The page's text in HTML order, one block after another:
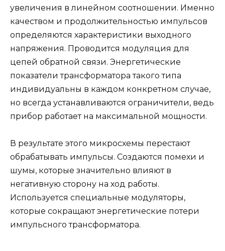
увеличения в линейном соотношении. Именно
качеством и продолжительностью импульсов
определяются характеристики выходного
напряжения. Проводится модуляция для
цепей обратной связи. Энергетические
показатели трансформатора такого типа
индивидуальны в каждом конкретном случае,
но всегда устанавливаются ограничители, ведь
прибор работает на максимальной мощности.
В результате этого микросхемы перестают
обрабатывать импульсы. Создаются помехи и
шумы, которые значительно влияют в
негативную сторону на ход работы.
Используется специальные модуляторы,
которые сокращают энергетические потери
импульсного трансформатора.